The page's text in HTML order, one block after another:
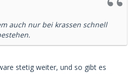
auch nur bei krassen schnell
stetig weiter, und so gibt es